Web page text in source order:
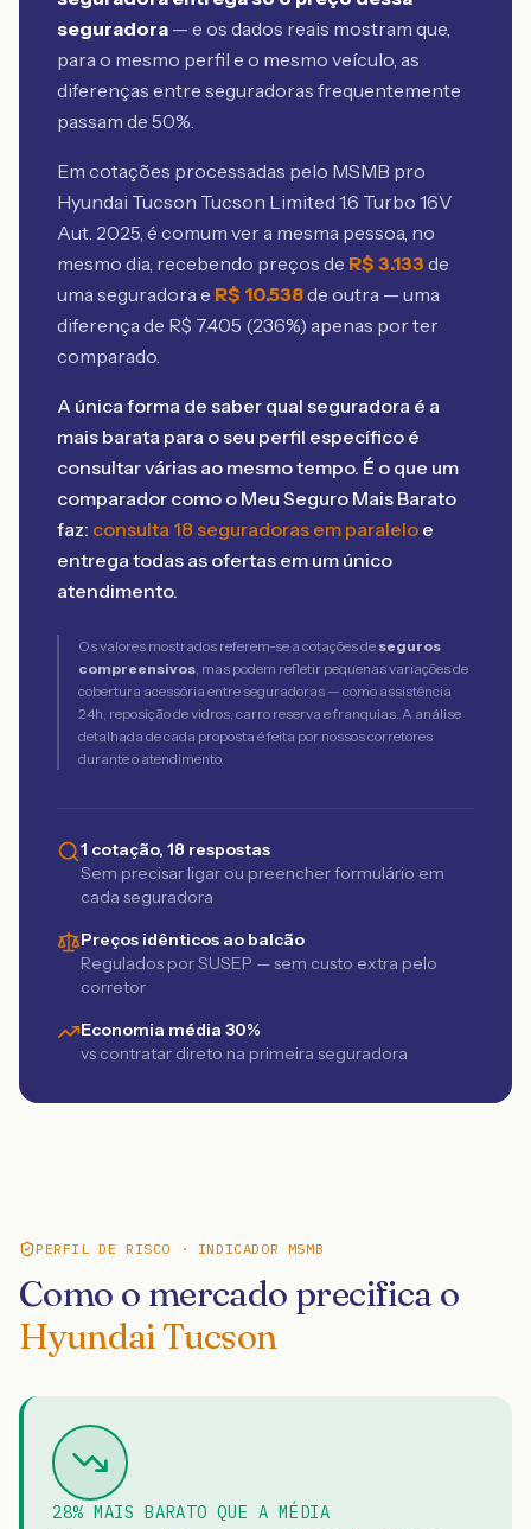
seguradora — e os dados reais mostram que,
para o mesmo perfil e o mesmo veículo, as
diferenças entre seguradoras frequentemente
passam de 50%.
Em cotações processadas pelo MSMB pro
Hyundai Tucson Tucson Limited 1.6 Turbo 16V
Aut. 2025, é comum ver a mesma pessoa, no
mesmo dia, recebendo preços de R$ 3.133 de
uma seguradora e R$ 10.538de outra — uma
diferença de R$ 7.405 (236%) apenas por ter
comparado.
A única forma de saber qual seguradora é a
mais barata para o seu perfil específico é
consultar várias ao mesmo tempo. É o que um
comparador como o Meu Seguro Mais Barato
faz: consulta 18 seguradoras em paralelo e
entrega todas as ofertas em um único
atendimento.
Os valores mostrados referem-se a cotações de seguros
compreensivos, mas podem refletir pequenas variações de
cobertura acessória entre seguradoras — como assistência
24h, reposição de vidros, carro reserva e franquias. A análise
detalhada de cada proposta é feita por nossos corretores
durante o atendimento.
1 cotação, 18 respostas
Sem precisar ligar ou preencher formulário em
cada seguradora
Preços idênticos ao balcão
Regulados por SUSEP — sem custo extra pelo
corretor
Economia média 30%
vs contratar direto na primeira seguradora
PERFIL DE RISCO · INDICADOR MSMB
Como o mercado precifica o
Hyundai Tucson
28% MAIS BARATO QUE A MÉDIA